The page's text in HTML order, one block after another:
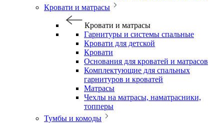
Кровати и матрасы
Кровати и матрасы
Гарнитуры и системы спальные
Кровати для детской
Кровати
Основания для кроватей и матрасов
Комплектующие для спальных
гарнитуров и кроватей
Матрасы
Чехлы на матрасы, наматрасники,
топперы
Тумбы и комоды